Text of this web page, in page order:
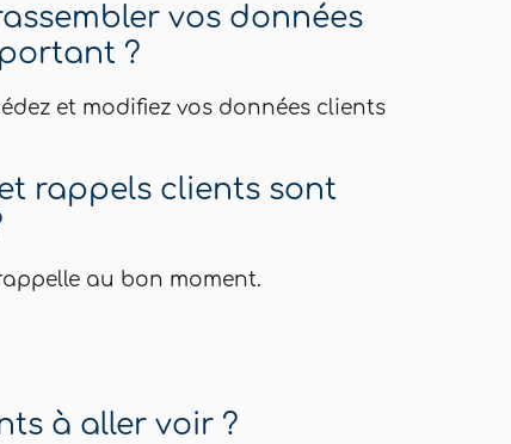
vos données
?
et modifiez vos données clients
rappels clients sont
au bon moment.
à aller voir ?